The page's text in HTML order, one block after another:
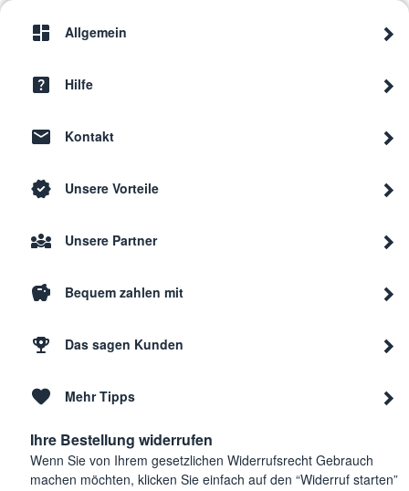
Allgemein
Hilfe
Kontakt
Unsere Vorteile
Unsere Partner
Bequem zahlen mit
Das sagen Kunden
Mehr Tipps
Ihre Bestellung widerrufen
Wenn Sie von Ihrem gesetzlichen Widerrufsrecht Gebrauch
machen möchten, klicken Sie einfach auf den “Widerruf starten”